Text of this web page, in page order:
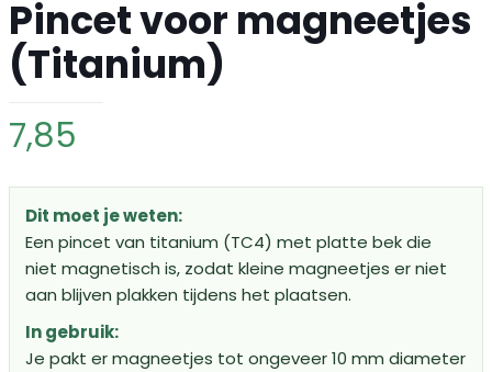
Pincet voor magneetjes
(Titanium)
7,85
Dit moet je weten:
Een pincet van titanium (TC4) met platte bek die
niet magnetisch is, zodat kleine magneetjes er niet
aan blijven plakken tijdens het plaatsen.
In gebruik:
Je pakt er magneetjes tot ongeveer 10 mm diameter